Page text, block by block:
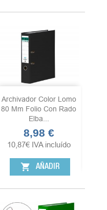
Archivador Color Lomo
80 Mm Folio Con Rado
Elba...
Precio
8,98 €
10,87€ IVA incluído
shopping_cart AÑADIR